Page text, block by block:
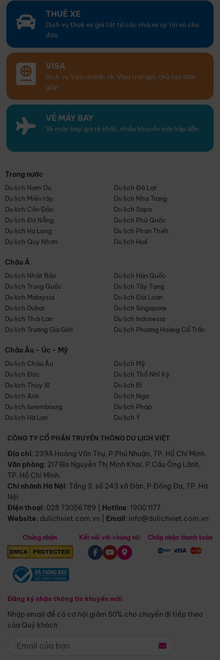
THUÊ XE
Dịch vụ thuê xe giá tốt từ các nhà xe uy tín và chu
đáo
VISA
Dịch vụ Visa nhanh, rẻ. Visa trọn gói, thủ tục đơn
giản
VÉ MÁY BAY
Vé máy bay giá rẻ nhất, nhiều khuyến mãi hấp dẫn
Trong nước
Du lịch Nam Du
Du lịch Đà Lạt
Du lịch Miền tây
Du lịch Nha Trang
Du lịch Côn Đảo
Du lịch Sapa
Du lịch Đà Nẵng
Du lịch Phú Quốc
Du lịch Hạ Long
Du lịch Phan Thiết
Du lịch Quy Nhơn
Du lịch Huế
Châu Á
Du lịch Nhật Bản
Du lịch Hàn Quốc
Du lịch Trung Quốc
Du lịch Tây Tạng
Du lịch Malaysia
Du lịch Đài Loan
Du lịch Dubai
Du lịch Singapore
Du lịch Thái Lan
Du lịch Indonesia
Du lịch Trương Gia Giới
Du lịch Phượng Hoàng Cổ Trấn
Châu Âu - Úc - Mỹ
Du lịch Châu Âu
Du lịch Mỹ
Du lịch Đức
Du lịch Thổ Nhĩ Kỳ
Du lịch Thụy Sĩ
Du lịch Bỉ
Du lịch Anh
Du lịch Nga
Du lịch luxembourg
Du lịch Pháp
Du lịch Hà Lan
Du lịch Ý
CÔNG TY CỔ PHẦN TRUYỀN THÔNG DU LỊCH VIỆT
Địa chỉ: 239A Hoàng Văn Thụ, P.Phú Nhuận, TP. Hồ Chí Minh.
Văn phòng: 217 Bis Nguyễn Thị Minh Khai, P.Cầu Ông Lãnh,
TP. Hồ Chí Minh.
Chi nhánh Hà Nội: Tầng 3, số 243 xã Đàn, P.Đống Đa, TP. Hà
Nội
Điện thoại: 028 73056789 Hotline: 1900 1177
Website: dulichviet.com.vn Email: info@dulichviet.com.vn
Chứng nhận
Đăng ký nhận thông tin khuyến mãi
Nhập email để có cơ hội giảm 50% cho chuyến đi tiếp theo
của Quý khách
Kết nối với chúng tôi Chấp nhận thanh toán